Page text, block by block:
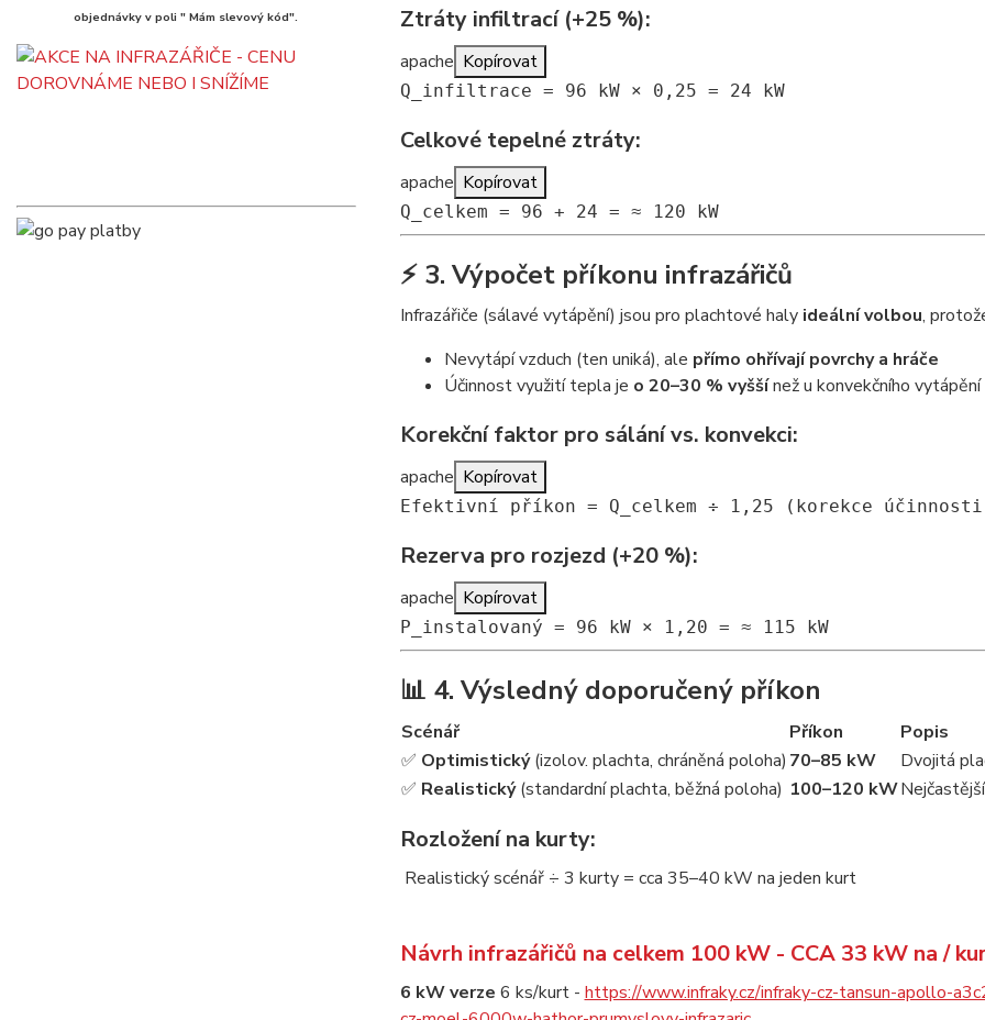
objednávky v poli " Mám slevový kód".
Ztráty infiltrací (+25 %):
apache Kopírovat
Q_infiltrace = 96 kW × 0 , 25 = 24 kW
Celkové tepelné ztráty:
apache Kopírovat
Q_celkem = 96 + 24 = ≈ 120 kW
⚡ 3. Výpočet příkonu infrazářičů
Infrazářiče (sálavé vytápění) jsou pro plachtové haly ideální volbou,
Nevytápí vzduch (ten uniká), ale přímo ohřívají povrchy a hráče
Účinnost využití tepla je o 20–30 % vyššínež u konvekčního vytápění
Korekční faktor pro sálání vs. konvekci:
apache Kopírovat
Efektivní příkon = Q_celkem ÷ 1 , 25 (korekce
Rezerva pro rozjezd (+20 %):
apache Kopírovat
P_instalovaný = 96 kW × 1 , 20 = ≈ 115 kW
📊 4. Výsledný doporučený příkon
Scénář Příkon
Popis
✅ Optimistický(izolov. plachta, chráněná poloha) 70–85 kW
Dvojitá
✅ Realistický(standardní plachta, běžná poloha) 100–120 kW
Rozložení na kurty:
Realistický scénář ÷ 3 kurty = cca 35–40 kW na jeden kurt
Návrh infrazářičů na celkem 100 kW - CCA 33 kW na /
6 kW verze 6 ks/kurt -https://www.infraky.cz/infraky-cz-tansun-apollo-